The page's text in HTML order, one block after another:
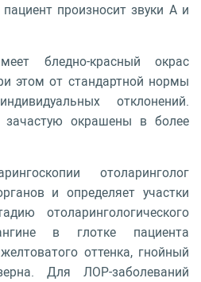
произносит звуки А и
бледно-красный окрас
этом от стандартной нормы
отклонений.
окрашены в более
отоларинголог
и определяет участки
отоларингологического
в глотке пациента
оттенка, гнойный
Для ЛОР-заболеваний